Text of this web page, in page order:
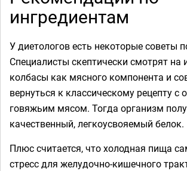
ингредиентам
У диетологов есть некоторые советы
Специалисты скептически смотрят на
колбасы как мясного компонента и
вернуться к классическому рецепту с
говяжьим мясом. Тогда организм
качественный, легкоусвояемый белок.
Плюс считается, что холодная пища
стресс для желудочно-кишечного